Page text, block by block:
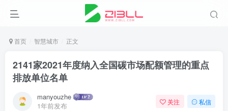
首页 智慧城市 正文
2141家2021年度纳入全国碳市场配额管理的重点
排放单位名单
manyouzhe
1年前发布
关注 私信